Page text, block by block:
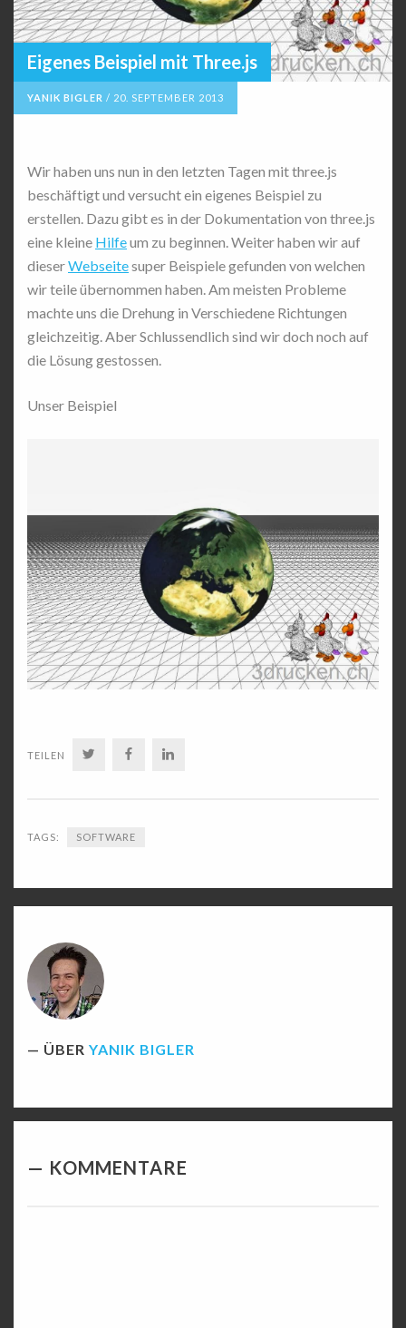
Eigenes Beispiel mit Three.js
YANIK BIGLER / 20. SEPTEMBER 2013
Wir haben uns nun in den letzten Tagen mit three.js
beschäftigt und versucht ein eigenes Beispiel zu
erstellen. Dazu gibt es in der Dokumentation von three.js
eine kleine Hilfeum zu beginnen. Weiter haben wir auf
dieserWebseitesuper Beispiele gefunden von welchen
wir teile übernommen haben. Am meisten Probleme
machte uns die Drehung in Verschiedene Richtungen
gleichzeitig. Aber Schlussendlich sind wir doch noch auf
die Lösung gestossen.
Unser Beispiel
TEILEN TWITTERFACEBOOK
TAGS: SOFTWARE
ÜBER YANIK BIGLER
KOMMENTARE